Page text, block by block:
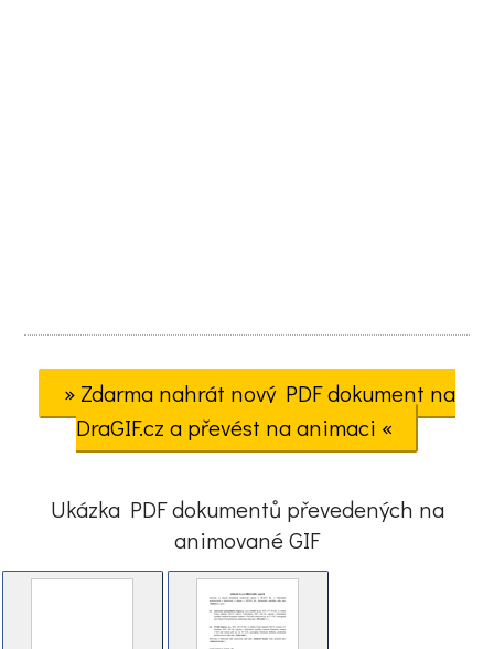
» Zdarma nahrát nový PDF dokument na
DraGIF.cz a převést na animaci «
Ukázka PDF dokumentů převedených na
animované GIF